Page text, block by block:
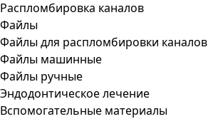
Распломбировка каналов
Файлы
Файлы для распломбировки каналов
Файлы машинные
Файлы ручные
Эндодонтическое лечение
Вспомогательные материалы